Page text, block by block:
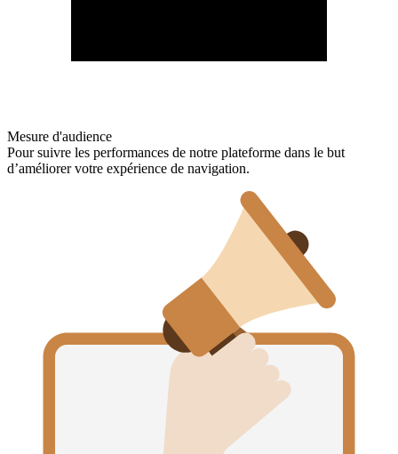
Mesure d'audience
Pour suivre les performances de notre plateforme dans le but
d’améliorer votre expérience de navigation.